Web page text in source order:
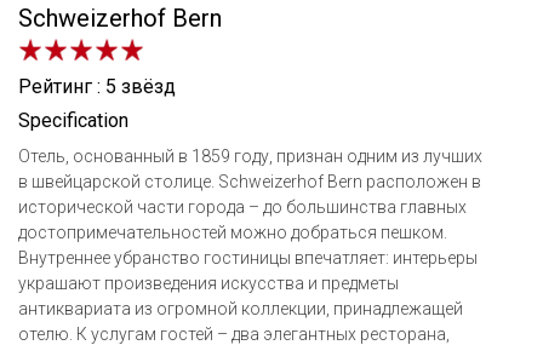
Schweizerhof Bern
Рейтинг : 5 звёзд
Specification
Отель, основанный в 1859 году, признан одним из лучших
в швейцарской столице. Schweizerhof Bern расположен в
исторической части города – до большинства главных
достопримечательностей можно добраться пешком.
Внутреннее убранство гостиницы впечатляет: интерьеры
украшают произведения искусства и предметы
антиквариата из огромной коллекции, принадлежащей
отелю. К услугам гостей – два элегантных ресторана,